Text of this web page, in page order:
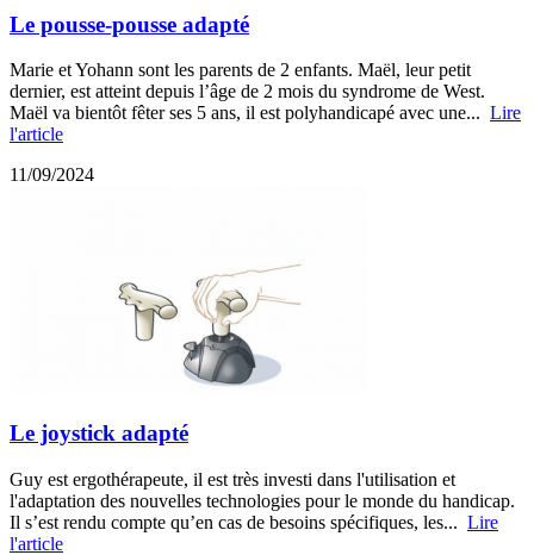
Le pousse-pousse adapté
Marie et Yohann sont les parents de 2 enfants. Maël, leur petit
dernier, est atteint depuis l’âge de 2 mois du syndrome de West.
Maël va bientôt fêter ses 5 ans, il est polyhandicapé avec une... Lire
l'article
11/09/2024
Le joystick adapté
Guy est ergothérapeute, il est très investi dans l'utilisation et
l'adaptation des nouvelles technologies pour le monde du handicap.
Il s’est rendu compte qu’en cas de besoins spécifiques, les... Lire
l'article